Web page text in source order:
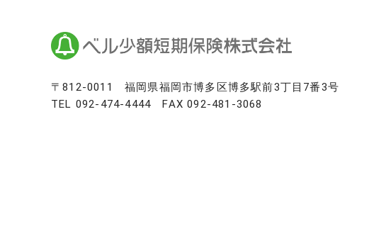
いいお墓-ペット霊園版 樹木葬なび
納骨堂なび 寺院墓地.com
〒812-0011 福岡県福岡市博多区博多駅前3丁目7番3号
TEL 092-474-4444 FAX 092-481-3068